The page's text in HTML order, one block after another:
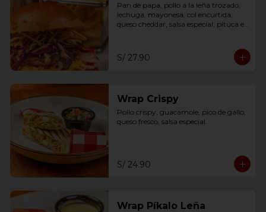
Pan de papa, pollo a la leña trozado,
lechuga, mayonesa, col encurtida,
queso cheddar, salsa especial, pituca en
S/ 27.90
Wrap Crispy
Pollo crispy, guacamole, pico de gallo,
queso fresco, salsa especial.
S/ 24.90
Wrap Píkalo Leña